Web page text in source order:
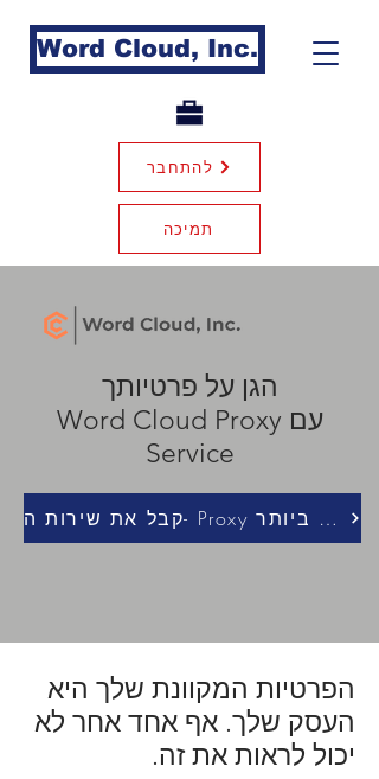
Word Cloud, Inc.
להתחבר
תמיכה
הגן על פרטיותך
עם Word Cloud Proxy
Service
קבל את שירות ה- Proxy המהיר ביותר
הפרטיות המקוונת שלך היא
העסק שלך. אף אחד אחר לא
יכול לראות את זה.